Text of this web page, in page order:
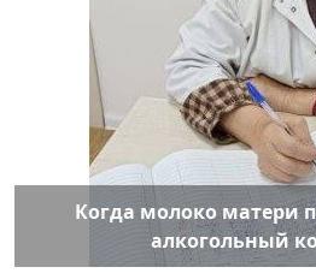
Когда молоко матери
алкогольный